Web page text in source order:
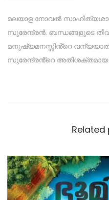
മലയാള നോവൽ
സുരേന്ദ്രൻ. ബന്ധങ്ങളുടെ
മനുഷ്യമനസ്സിൻ്റെ
സുരേന്ദ്രൻ്റെ